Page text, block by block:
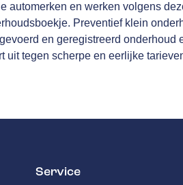
automerken en werken volgens
Preventief klein
en geregistreerd onderhoud
uit tegen scherpe en eerlijke
Service